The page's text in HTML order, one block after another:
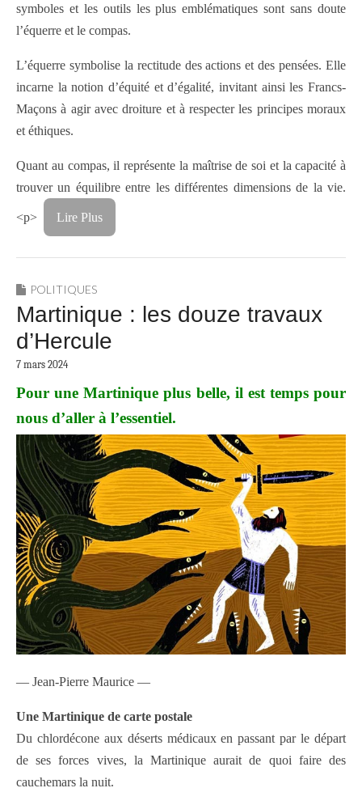
symboles et les outils les plus emblématiques sont sans doute
l’équerre et le compas.
L’équerre symbolise la rectitude des actions et des pensées. Elle
incarne la notion d’équité et d’égalité, invitant ainsi les Francs-
Maçons à agir avec droiture et à respecter les principes moraux
et éthiques.
Quant au compas, il représente la maîtrise de soi et la capacité à
trouver un équilibre entre les différentes dimensions de la vie.
<p> Lire Plus
POLITIQUES
Martinique : les douze travaux
d’Hercule
7 mars 2024
Pour une Martinique plus belle, il est temps pour
nous d’aller à l’essentiel.
— Jean-Pierre Maurice —
Une Martinique de carte postale
Du chlordécone aux déserts médicaux en passant par le départ
de ses forces vives, la Martinique aurait de quoi faire des
cauchemars la nuit.